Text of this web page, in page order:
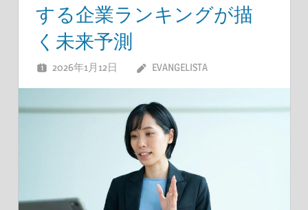
する企業ランキングが描
く未来予測
2026年1月12日 EVANGELISTA